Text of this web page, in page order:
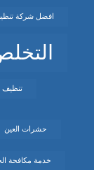
افضل شركة
تنظيف
حشرات العين
خدمة مكافحة